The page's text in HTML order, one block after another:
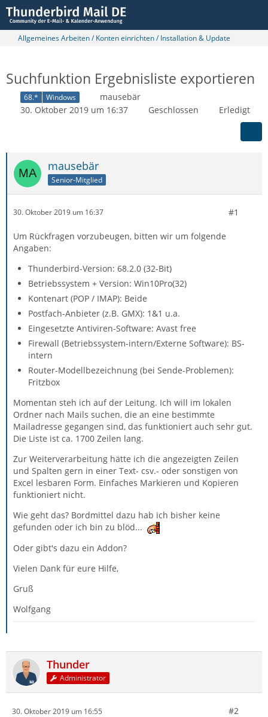
Allgemeines Arbeiten / Konten einrichten / Installation & Update
Suchfunktion Ergebnisliste exportieren
68.* Windows
mausebär
30. Oktober 2019 um 16:37
Geschlossen Erledigt
mausebär
Senior-Mitglied
30. Oktober 2019 um 16:37 #1
Um Rückfragen vorzubeugen, bitten wir um folgende
Angaben:
Thunderbird-Version: 68.2.0 (32-Bit)
Betriebssystem + Version: Win10Pro(32)
Kontenart (POP / IMAP): Beide
Postfach-Anbieter (z.B. GMX): 1&1 u.a.
Eingesetzte Antiviren-Software: Avast free
Firewall (Betriebssystem-intern/Externe Software): BS-
intern
Router-Modellbezeichnung (bei Sende-Problemen):
Fritzbox
Momentan steh ich auf der Leitung. Ich will im lokalen
Ordner nach Mails suchen, die an eine bestimmte
Mailadresse gegangen sind, das funktioniert auch sehr gut.
Die Liste ist ca. 1700 Zeilen lang.
Zur Weiterverarbeitung hätte ich die angezeigten Zeilen
und Spalten gern in einer Text- csv.- oder sonstigen von
Excel lesbaren Form. Einfaches Markieren und Kopieren
funktioniert nicht.
Wie geht das? Bordmittel dazu hab ich bisher keine
gefunden oder ich bin zu blöd...
Oder gibt's dazu ein Addon?
Vielen Dank für eure Hilfe,
Gruß
Wolfgang
Thunder
Administrator
30. Oktober 2019 um 16:55 #2